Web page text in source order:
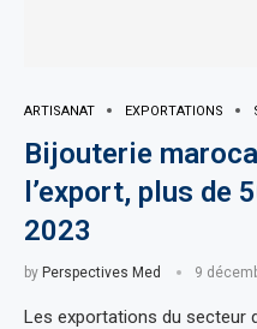
ARTISANAT EXPORTATIONS
Bijouterie
l’export, plus de
2023
by Perspectives Med 9
Les exportations du secteur